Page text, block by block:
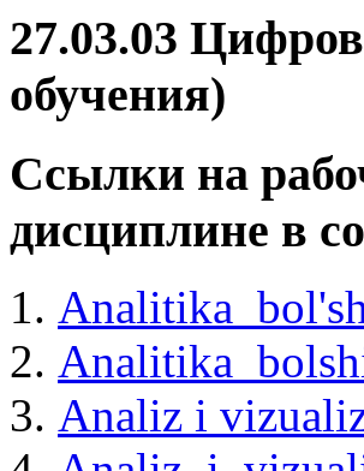
27.03.03
обучения)
Ссылки на
дисциплине в
Analiz i